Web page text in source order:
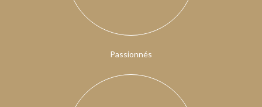
Passionnés